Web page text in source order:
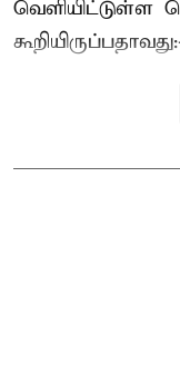
வெளியிட்டுள்ள